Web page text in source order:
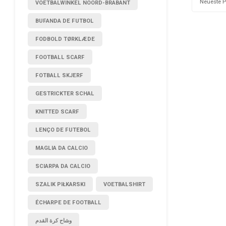
VOETBALWINKEL NOORD-BRABANT
BUFANDA DE FUTBOL
FODBOLD TØRKLÆDE
FOOTBALL SCARF
FOTBALL SKJERF
GESTRICKTER SCHAL
KNITTED SCARF
LENÇO DE FUTEBOL
MAGLIA DA CALCIO
SCIARPA DA CALCIO
SZALIK PIŁKARSKI VOETBALSHIRT
ÉCHARPE DE FOOTBALL
وشاح كرة القدم
Neueste